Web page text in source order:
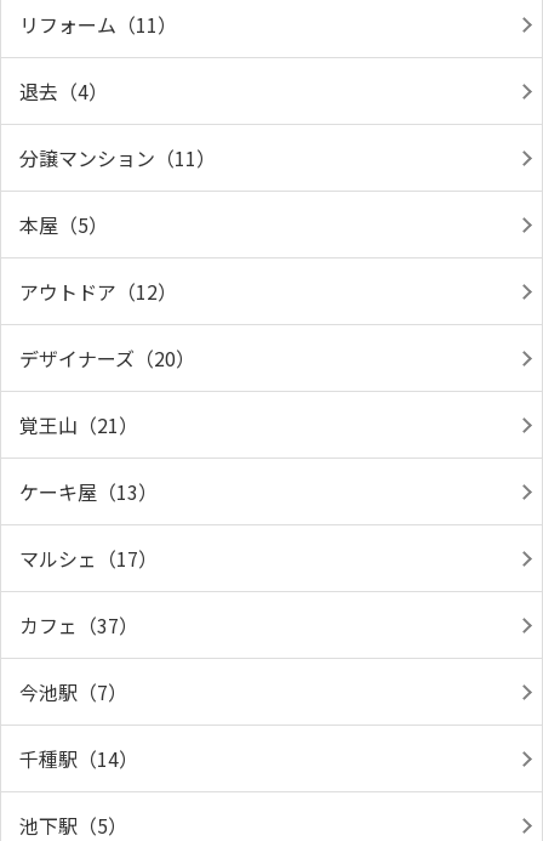
リフォーム（11）
退去（4）
分譲マンション（11）
本屋（5）
アウトドア（12）
デザイナーズ（20）
覚王山（21）
ケーキ屋（13）
マルシェ（17）
カフェ（37）
今池駅（7）
千種駅（14）
池下駅（5）